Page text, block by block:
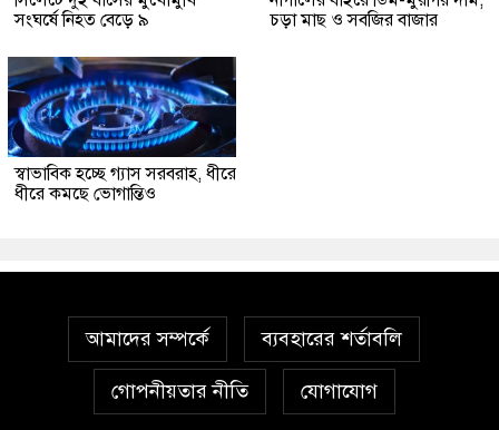
সংঘর্ষে নিহত বেড়ে ৯
চড়া মাছ ও সবজির বাজার
স্বাভাবিক হচ্ছে গ্যাস সরবরাহ, ধীরে
ধীরে কমছে ভোগান্তিও
আমাদের সম্পর্কে ব্যবহারের শর্তাবলি
গোপনীয়তার নীতি যোগাযোগ